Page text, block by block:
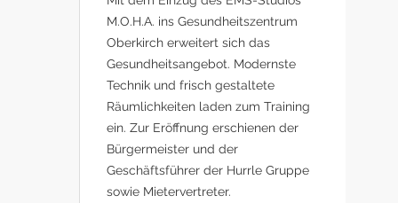
M.O.H.A. ins Gesundheitszentrum
Oberkirch erweitert sich das
Gesundheitsangebot. Modernste
Technik und frisch gestaltete
Räumlichkeiten laden zum Training
ein. Zur Eröffnung erschienen der
Bürgermeister und der
Geschäftsführer der Hurrle Gruppe
sowie Mietervertreter.